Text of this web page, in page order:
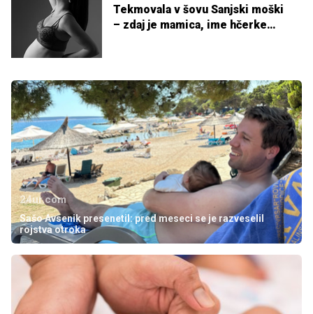
Tekmovala v šovu Sanjski moški
– zdaj je mamica, ime hčerke
24ur.com
Sašo Avsenik presenetil: pred meseci se je razveselil
rojstva otroka